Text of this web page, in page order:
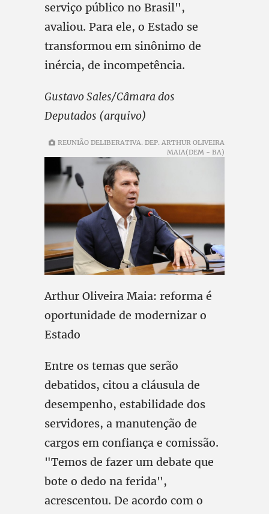
serviço público no Brasil",
avaliou. Para ele, o Estado se
transformou em sinônimo de
inércia, de incompetência.
Gustavo Sales/Câmara dos
Deputados (arquivo)
REUNIÃO DELIBERATIVA. DEP. ARTHUR OLIVEIRA
MAIA(DEM - BA)
Arthur Oliveira Maia: reforma é
oportunidade de modernizar o
Estado
Entre os temas que serão
debatidos, citou a cláusula de
desempenho, estabilidade dos
servidores, a manutenção de
cargos em confiança e comissão.
"Temos de fazer um debate que
bote o dedo na ferida",
acrescentou. De acordo com o